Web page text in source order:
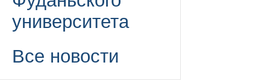
университета
Все новости